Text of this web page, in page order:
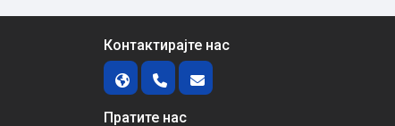
Контактирајте нас
Пратите нас